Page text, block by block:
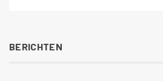
BERICHTEN